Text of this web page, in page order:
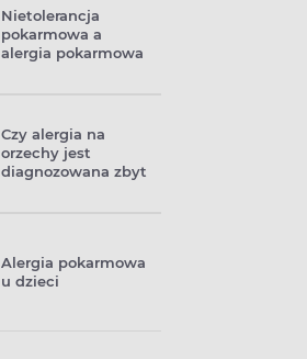
Nietolerancja
pokarmowa a
alergia pokarmowa
Czy alergia na
orzechy jest
diagnozowana zbyt
Alergia pokarmowa
u dzieci